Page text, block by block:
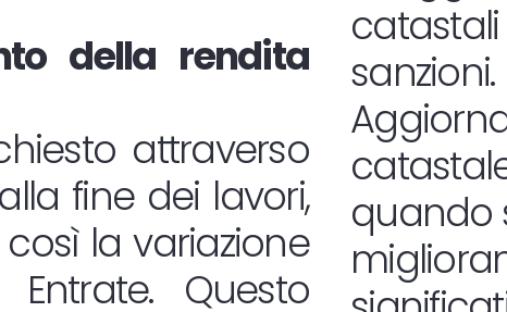
della rendita
attraverso
fine dei lavori,
la variazione
Questo
sanzioni.
quando